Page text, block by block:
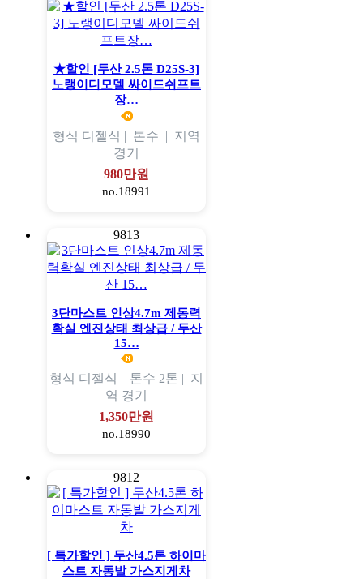
★할인 [두산 2.5톤 D25S-3]
노랭이디모델 싸이드쉬프트
장…
형식 디젤식 | 톤수 | 지역
경기
980만원
no.18991
9813
3단마스트 인상4.7m 제동력
확실 엔진상태 최상급 / 두산
15…
형식 디젤식 | 톤수 2톤 | 지
역 경기
1,350만원
no.18990
9812
[ 특가할인 ] 두산4.5톤 하이마
스트 자동발 가스지게차